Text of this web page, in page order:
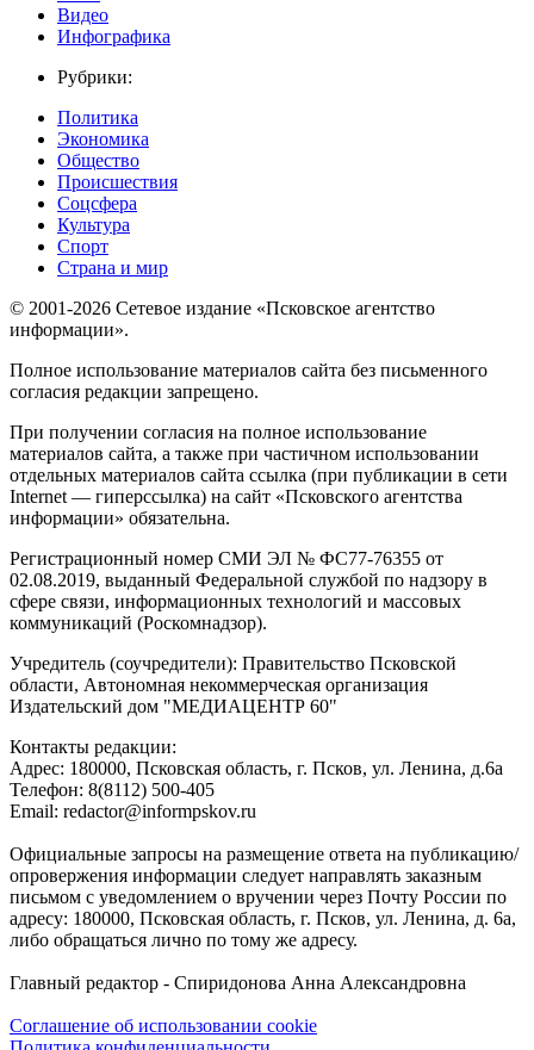
Видео
Инфографика
Рубрики:
Политика
Экономика
Общество
Происшествия
Соцсфера
Культура
Спорт
Страна и мир
© 2001-2026 Сетевое издание «Псковское агентство
информации».
Полное использование материалов сайта без письменного
согласия редакции запрещено.
При получении согласия на полное использование
материалов сайта, а также при частичном использовании
отдельных материалов сайта ссылка (при публикации в сети
Internet — гиперссылка) на сайт «Псковского агентства
информации» обязательна.
Регистрационный номер СМИ ЭЛ № ФС77-76355 от
02.08.2019, выданный Федеральной службой по надзору в
сфере связи, информационных технологий и массовых
коммуникаций (Роскомнадзор).
Учредитель (соучредители): Правительство Псковской
области, Автономная некоммерческая организация
Издательский дом "МЕДИАЦЕНТР 60"
Контакты редакции:
Адреc: 180000, Псковская область, г. Псков, ул. Ленина, д.6а
Телефон: 8(8112) 500-405
Email: redactor@informpskov.ru
Официальные запросы на размещение ответа на публикацию/
опровержения информации следует направлять заказным
письмом с уведомлением о вручении через Почту России по
адресу: 180000, Псковская область, г. Псков, ул. Ленина, д. 6а,
либо обращаться лично по тому же адресу.
Главный редактор - Спиридонова Анна Александровна
Соглашение об использовании cookie